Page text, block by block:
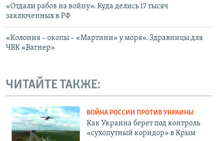
«Отдали рабов на войну». Куда делись 17 тысяч
заключенных в РФ
«Колония – окопы – «Мартини» у моря». Здравницы для
ЧВК «Вагнер»
ЧИТАЙТЕ ТАКЖЕ:
ВОЙНА РОССИИ ПРОТИВ УКРАИНЫ
Как Украина берет под контроль
«сухопутный коридор» в Крым